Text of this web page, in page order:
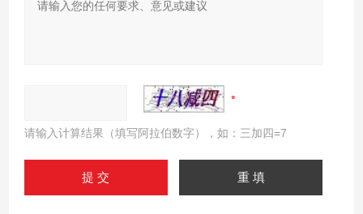
请输入计算结果（填写阿拉伯数字），如：三加四=7